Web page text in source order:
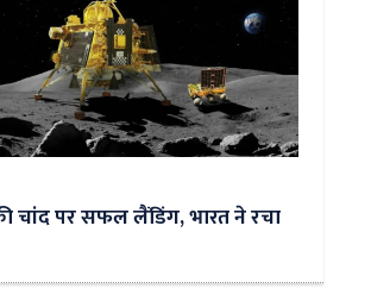
चांद पर सफल लैंडिंग, भारत ने रचा